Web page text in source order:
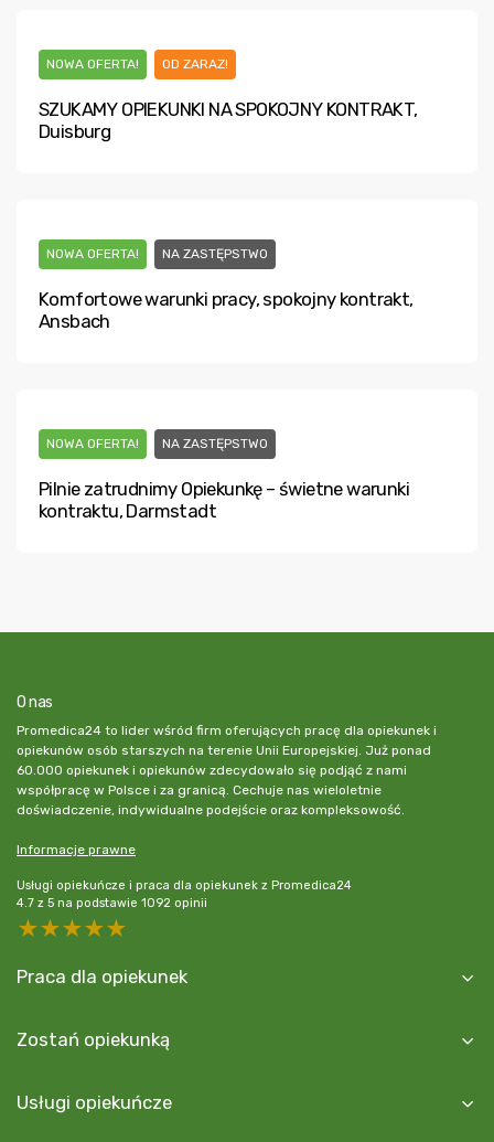
NOWA OFERTA! OD ZARAZ!
SZUKAMY OPIEKUNKI NA SPOKOJNY KONTRAKT,
Duisburg
NOWA OFERTA! NA ZASTĘPSTWO
Komfortowe warunki pracy, spokojny kontrakt,
Ansbach
NOWA OFERTA! NA ZASTĘPSTWO
Pilnie zatrudnimy Opiekunkę – świetne warunki
kontraktu, Darmstadt
O nas
Promedica24 to lider wśród firm oferujących pracę dla opiekunek i
opiekunów osób starszych na terenie Unii Europejskiej. Już ponad
60.000 opiekunek i opiekunów zdecydowało się podjąć z nami
współpracę w Polsce i za granicą. Cechuje nas wieloletnie
doświadczenie, indywidualne podejście oraz kompleksowość.
Informacje prawne
Usługi opiekuńcze i praca dla opiekunek z Promedica24
4.7 z 5 na podstawie 1092 opinii
5 stars
4 stars
3 stars
2 stars
Praca dla opiekunek
Zostań opiekunką
Usługi opiekuńcze